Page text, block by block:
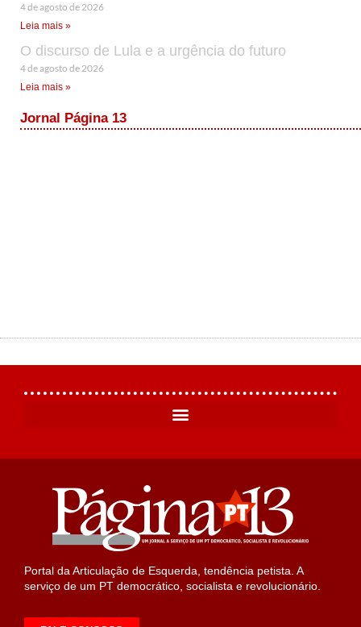
4 de agosto de 2026
Leia mais »
O discurso de Lula e a urgência do futuro
4 de agosto de 2026
Leia mais »
Jornal Página 13
Portal da Articulação de Esquerda, tendência petista. A
serviço de um PT democrático, socialista e revolucionário.